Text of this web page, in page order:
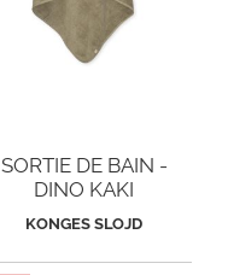
SORTIE DE BAIN -
DINO KAKI
KONGES SLOJD